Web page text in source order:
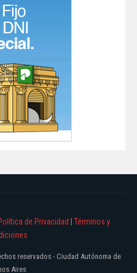
de Privacidad
Términos y
reservados - Ciudad Autónoma de
Aires